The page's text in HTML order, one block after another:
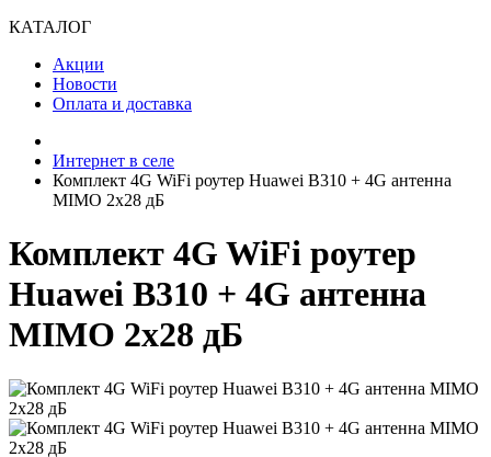
КАТАЛОГ
Акции
Новости
Оплата и доставка
Интернет в селе
Комплект 4G WiFi роутер Huawei B310 + 4G антенна
MIMO 2x28 дБ
Комплект 4G WiFi роутер
Huawei B310 + 4G антенна
MIMO 2x28 дБ